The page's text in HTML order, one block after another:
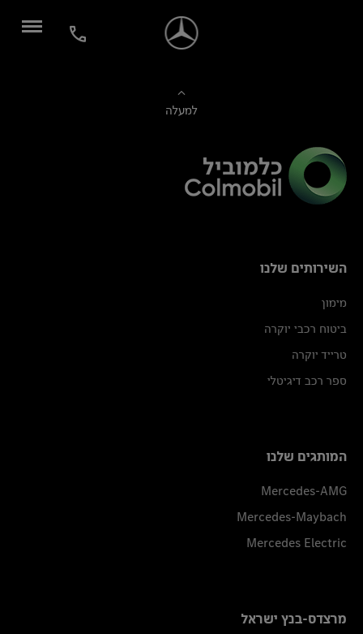
למעלה
השירותים שלנו
מימון
ביטוח רכבי יוקרה
טרייד יוקרה
ספר רכב דיגיטלי
המותגים שלנו
Mercedes-AMG
Mercedes-Maybach
Mercedes Electric
מרצדס-בנץ ישראל